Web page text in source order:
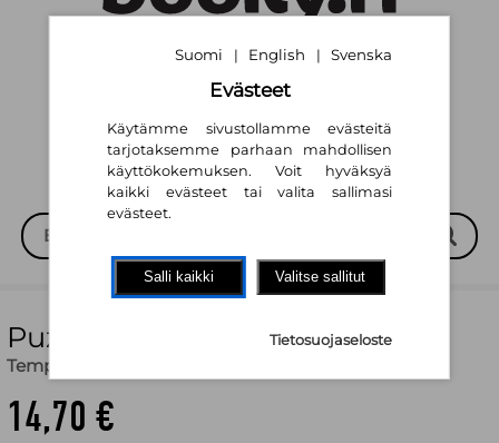
English Svenska
Puzzle People (CD)
Temptations
14,70 €
Suomi | English | Svenska
Evästeet
Käytämme sivustollamme evästeitä
tarjotaksemme parhaan mahdollisen
käyttökokemuksen. Voit hyväksyä
kaikki evästeet tai valita sallimasi
evästeet.
Salli kaikki Valitse sallitut
Tietosuojaseloste